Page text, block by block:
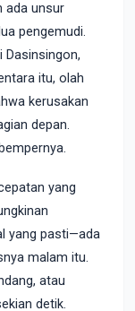
ada unsur
pengemudi.
Dasinsingon,
itu, olah
kerusakan
depan.
yang
yang pasti—ada
malam itu.
atau
detik.